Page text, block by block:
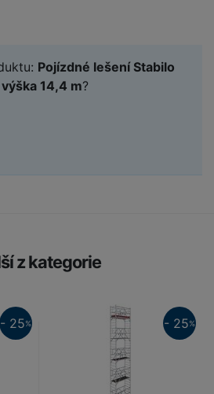
Pojízdné lešení Stabilo
14,4 m?
z kategorie
- 25% - 25%